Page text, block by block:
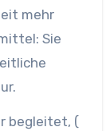
mehr
Sie
begleitet, (